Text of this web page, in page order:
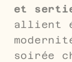
et
allient
soirée